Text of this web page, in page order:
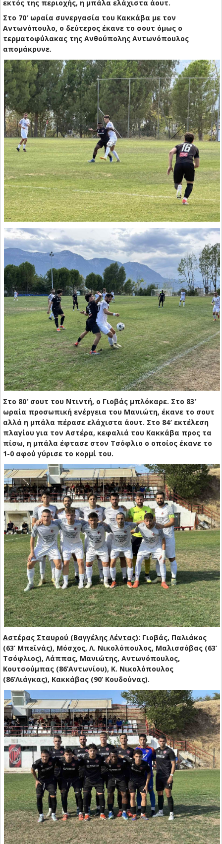
εκτός της περιοχής, η μπάλα ελάχιστα άουτ.
Στο 70′ ωραία συνεργασία του Κακκάβα με τον
Αντωνόπουλο, ο δεύτερος έκανε το σουτ όμως ο
τερματοφύλακας της Ανθούπολης Αντωνόπουλος
απομάκρυνε.
Στο 80′ σουτ του Ντιντή, ο Γιοβάς μπλόκαρε. Στο 83′
ωραία προσωπική ενέργεια του Μανιώτη, έκανε το σουτ
αλλά η μπάλα πέρασε ελάχιστα άουτ. Στο 84′ εκτέλεση
πλαγίου για τον Αστέρα, κεφαλιά του Κακκάβα προς τα
πίσω, η μπάλα έφτασε στον Τσόφλιο ο οποίος έκανε το
1-0 αφού γύρισε το κορμί του.
Αστέρας Σταυρού (Βαγγέλης Λέντας): Γιοβάς, Παλιάκος
(63’ Μπεϊνάς), Μόσχος, Λ. Νικολόπουλος, Μαλισσόβας (63’
Τσόφλιος), Λάππας, Μανιώτης, Αντωνόπουλος,
Κουτσούμπας (86’Αντωνίου), Κ. Νικολόπουλος
(86’Λιάγκας), Κακκάβας (90’ Κουδούνας).